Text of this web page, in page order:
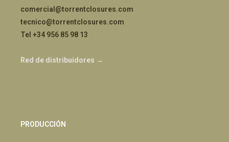
comercial@torrentclosures.com
tecnico@torrentclosures.com
Tel +34 956 85 98 13
Red de distribuidores →
PRODUCCIÓN